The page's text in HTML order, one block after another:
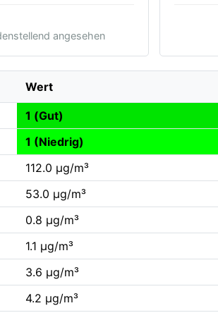
angesehen
Wert
1 (Gut)
1 (Niedrig)
112.0 µg/m³
53.0 µg/m³
0.8 µg/m³
1.1 µg/m³
3.6 µg/m³
4.2 µg/m³